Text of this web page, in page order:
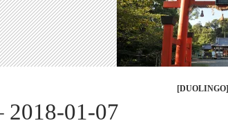
[DUOLINGO]
2018-01-07